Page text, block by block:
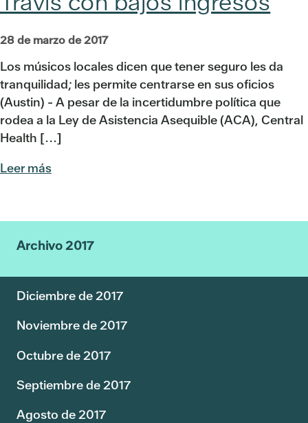
28 de marzo de 2017
Los músicos locales dicen que tener seguro les da
tranquilidad; les permite centrarse en sus oficios
(Austin) - A pesar de la incertidumbre política que
rodea a la Ley de Asistencia Asequible (ACA), Central
Health [...]
Leer más
Archivo 2017
Diciembre de 2017
Noviembre de 2017
Octubre de 2017
Septiembre de 2017
Agosto de 2017